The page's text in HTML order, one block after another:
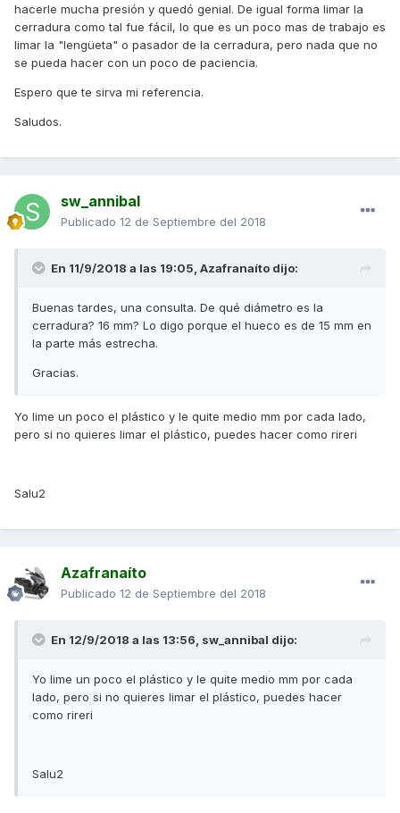
hacerle mucha presión y quedó genial. De igual forma limar la
cerradura como tal fue fácil, lo que es un poco mas de trabajo es
limar la "lengüeta" o pasador de la cerradura, pero nada que no
se pueda hacer con un poco de paciencia.
Espero que te sirva mi referencia.
Saludos.
sw_annibal
Publicado 12 de Septiembre del 2018
En 11/9/2018 a las 19:05, Azafranaíto dijo:
Buenas tardes, una consulta. De qué diámetro es la
cerradura? 16 mm? Lo digo porque el hueco es de 15 mm en
la parte más estrecha.
Gracias.
Yo lime un poco el plástico y le quite medio mm por cada lado,
pero si no quieres limar el plástico, puedes hacer como rireri
Salu2
Azafranaíto
Publicado 12 de Septiembre del 2018
En 12/9/2018 a las 13:56, sw_annibal dijo:
Yo lime un poco el plástico y le quite medio mm por cada
lado, pero si no quieres limar el plástico, puedes hacer
como rireri
Salu2